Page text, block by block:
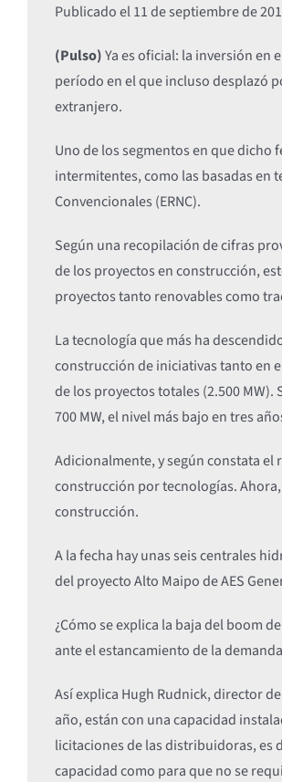
Publicado el11 de septiembre de
(Pulso)Ya es oficial: la inversión en
período en el que incluso desplazó
extranjero.
Uno de los segmentos en que dicho
intermitentes, como las basadas en
Convencionales (ERNC).
Según una recopilación de cifras
de los proyectos en construcción,
proyectos tanto renovables como
La tecnología que más ha
construcción de iniciativas tanto en
de los proyectos totales (2.500
700 MW, el nivel más bajo en tres
Adicionalmente, y según constata el
construcción por tecnologías.
construcción.
A la fecha hay unas seis centrales
del proyecto Alto Maipo de AES
¿Cómo se explica la baja del boom
ante el estancamiento de la
Así explica Hugh Rudnick, director
año, están con una capacidad
licitaciones de las distribuidoras, es
capacidad como para que no se